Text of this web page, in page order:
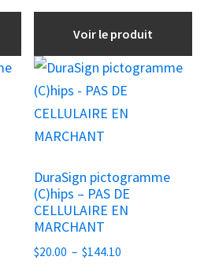
$2.25
à
$10.50
Voir le produit
choisies
sur
la
page
du
DuraSign pictogramme
(C)hips – PAS DE
CELLULAIRE EN
MARCHANT
$20.00 – $144.10
Ce
produit
a
plusieurs
Les
options
peuvent
être